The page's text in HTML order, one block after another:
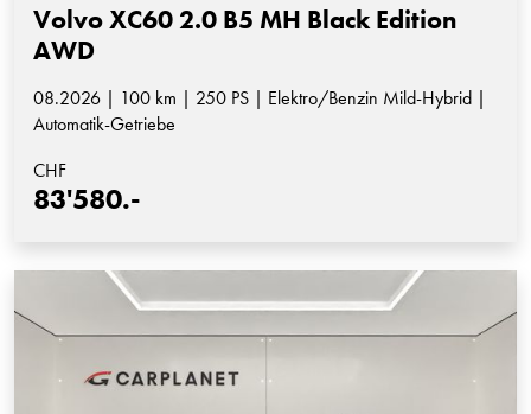
Volvo XC60 2.0 B5 MH Black Edition
AWD
08.2026 | 100 km | 250 PS | Elektro/Benzin Mild-Hybrid |
Automatik-Getriebe
CHF
83'580.-